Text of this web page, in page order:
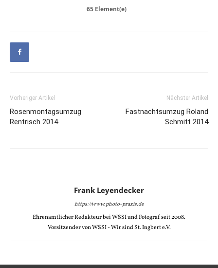
65 Element(e)
Vorheriger Artikel
Rosenmontagsumzug
Rentrisch 2014
Nächster Artikel
Fastnachtsumzug Roland
Schmitt 2014
Frank Leyendecker
https://www.photo-praxis.de
Ehrenamtlicher Redakteur bei WSSI und Fotograf seit 2008.
Vorsitzender von WSSI - Wir sind St. Ingbert e.V.